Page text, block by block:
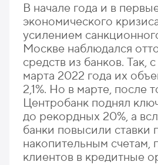
В начале года и в
экономического
усилением
Москве наблюдался
средств из банков. Так, с
марта 2022 года их
2,1%. Но в марте, после
Центробанк поднял
до рекордных 20%, а
банки повысили ставки
накопительным счетам,
клиентов в кредитные